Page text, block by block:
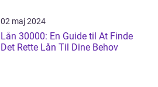
02 maj 2024
Lån 30000: En Guide til At Finde
Det Rette Lån Til Dine Behov